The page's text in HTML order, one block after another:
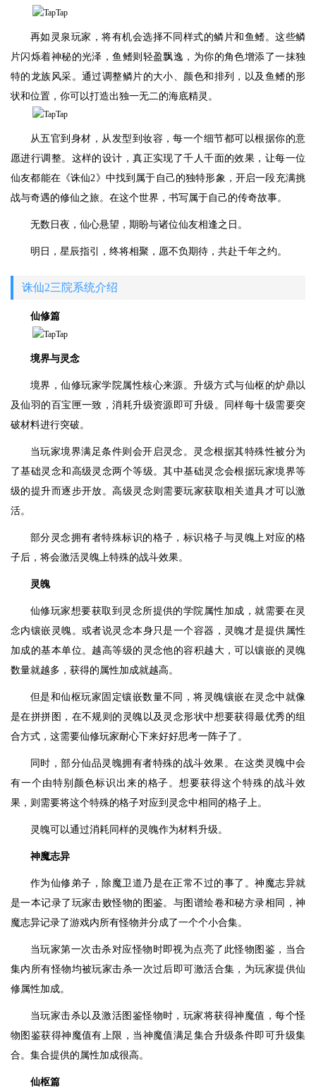
再如灵泉玩家，将有机会选择不同样式的鳞片和鱼鳍。这些鳞
片闪烁着神秘的光泽，鱼鳍则轻盈飘逸，为你的角色增添了一抹独
特的龙族风采。通过调整鳞片的大小、颜色和排列，以及鱼鳍的形
状和位置，你可以打造出独一无二的海底精灵。
从五官到身材，从发型到妆容，每一个细节都可以根据你的意
愿进行调整。这样的设计，真正实现了千人千面的效果，让每一位
仙友都能在《诛仙2》中找到属于自己的独特形象，开启一段充满挑
战与奇遇的修仙之旅。在这个世界，书写属于自己的传奇故事。
无数日夜，仙心悬望，期盼与诸位仙友相逢之日。
明日，星辰指引，终将相聚，愿不负期待，共赴千年之约。
诛仙2三院系统介绍
仙修篇
境界与灵念
境界，仙修玩家学院属性核心来源。升级方式与仙枢的炉鼎以
及仙羽的百宝匣一致，消耗升级资源即可升级。同样每十级需要突
破材料进行突破。
当玩家境界满足条件则会开启灵念。灵念根据其特殊性被分为
了基础灵念和高级灵念两个等级。其中基础灵念会根据玩家境界等
级的提升而逐步开放。高级灵念则需要玩家获取相关道具才可以激
活。
部分灵念拥有者特殊标识的格子，标识格子与灵魄上对应的格
子后，将会激活灵魄上特殊的战斗效果。
灵魄
仙修玩家想要获取到灵念所提供的学院属性加成，就需要在灵
念内镶嵌灵魄。或者说灵念本身只是一个容器，灵魄才是提供属性
加成的基本单位。越高等级的灵念他的容积越大，可以镶嵌的灵魄
数量就越多，获得的属性加成就越高。
但是和仙枢玩家固定镶嵌数量不同，将灵魄镶嵌在灵念中就像
是在拼拼图，在不规则的灵魄以及灵念形状中想要获得最优秀的组
合方式，这需要仙修玩家耐心下来好好思考一阵子了。
同时，部分仙品灵魄拥有者特殊的战斗效果。在这类灵魄中会
有一个由特别颜色标识出来的格子。想要获得这个特殊的战斗效
果，则需要将这个特殊的格子对应到灵念中相同的格子上。
灵魄可以通过消耗同样的灵魄作为材料升级。
神魔志异
作为仙修弟子，除魔卫道乃是在正常不过的事了。神魔志异就
是一本记录了玩家击败怪物的图鉴。与图谱绘卷和秘方录相同，神
魔志异记录了游戏内所有怪物并分成了一个个小合集。
当玩家第一次击杀对应怪物时即视为点亮了此怪物图鉴，当合
集内所有怪物均被玩家击杀一次过后即可激活合集，为玩家提供仙
修属性加成。
当玩家击杀以及激活图鉴怪物时，玩家将获得神魔值，每个怪
物图鉴获得神魔值有上限，当神魔值满足集合升级条件即可升级集
合。集合提供的属性加成很高。
仙枢篇